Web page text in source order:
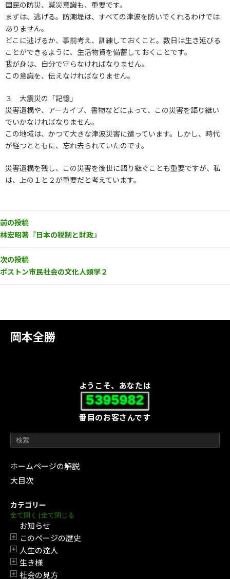
岡本全勝
ようこそ、あなたは
5395982
番目のお客さんです
ホームページの解説
大目次
カテゴリー
全て開く | 全て閉じる
お知らせ
開閉
このページの歴史
開閉
人生の達人
開閉
生き様
社会の見方
国民の防災、減災意識も、重要です。
まずは、逃げる。防潮堤は、すべての津波を防いでくれるわけでは
ありません。
どこに逃げるか、事前考え、訓練しておくこと。数日は生き延びる
ことができるように、生活物資を備蓄しておくことです。
我が身は、自分で守らなければなりません。
この意識を、伝えなければなりません。
３ 大震災の「記憶」
災害遺構や、アーカイブ、書物などによって、この災害を語り継い
でいかなければなりません。
この地域は、かつて大きな津波災害に遭っています。しかし、時代
が経つとともに、忘れ去られていたのです。
災害遺構を残し、この災害を後世に語り継ぐことも重要ですが、私
は、上の１と２が重要だと考えています。
前の投稿
林宏昭著『日本の税制と財政』
次の投稿
ボストン市民社会の文化人類学２